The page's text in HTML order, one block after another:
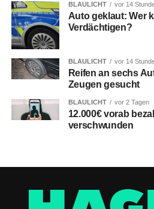
BLAULICHT vor 14
Auto geklaut: Wer
Verdächtigen?
BLAULICHT vor 14
Reifen an sechs
Zeugen gesucht
BLAULICHT vor 2 Tagen
12.000€ vorab
verschwunden